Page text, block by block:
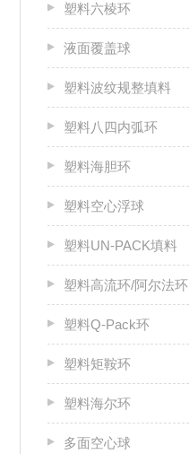
塑料六棱环
液面覆盖球
塑料波纹规整填料
塑料八四内弧环
塑料海胆环
塑料空心浮球
塑料UN-PACK填料
塑料高流环/阿尔法环
塑料Q-Pack环
塑料矩鞍环
塑料海尔环
多面空心球